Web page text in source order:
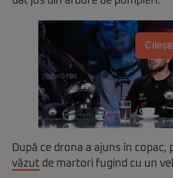
După ce drona a ajuns în copac,
văzut de martori fugind cu un